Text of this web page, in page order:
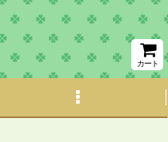
カート